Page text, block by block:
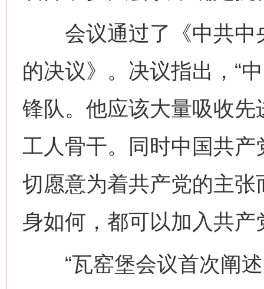
会议通过了《中共中
的决议》。决议指出，“
锋队。他应该大量吸收
工人骨干。同时中国共
切愿意为着共产党的主
身如何，都可以加入共产
“瓦窑堡会议首次阐述